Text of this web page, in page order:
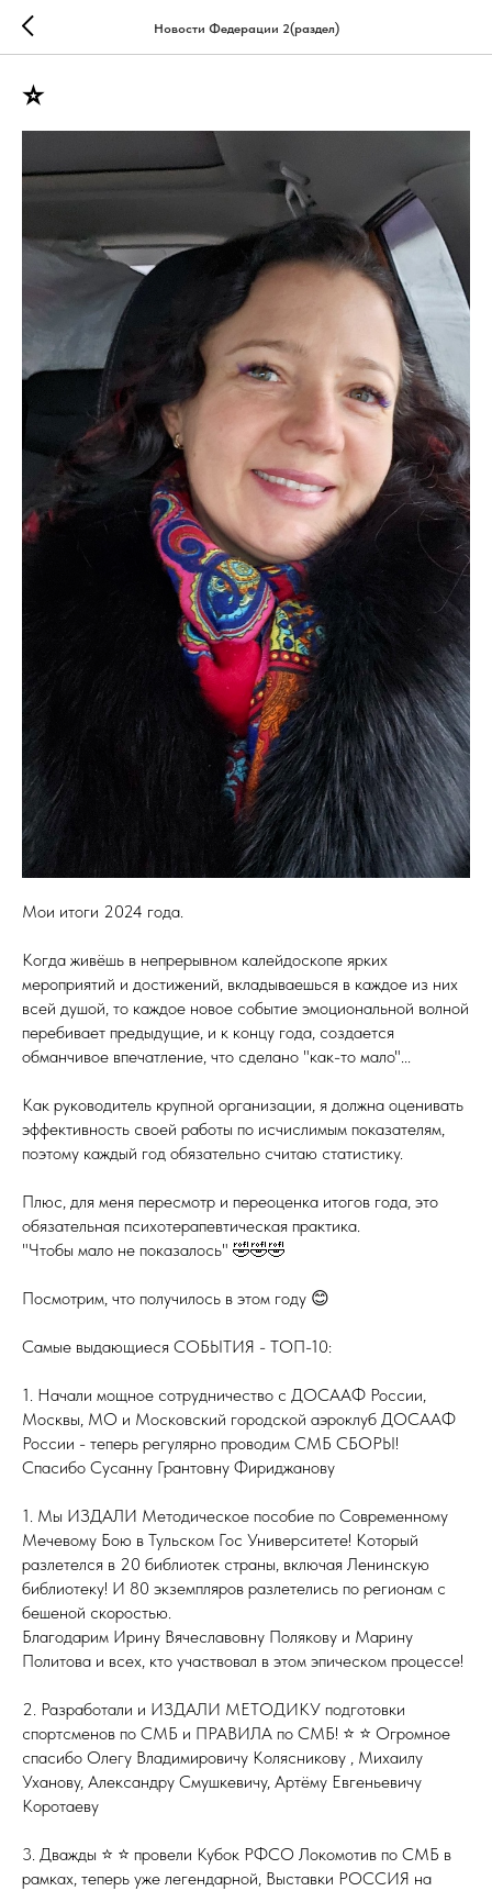
Новости Федерации 2(раздел)
⭐
Мои итоги 2024 года.
Когда живёшь в непрерывном калейдоскопе ярких
мероприятий и достижений, вкладываешься в каждое из них
всей душой, то каждое новое событие эмоциональной волной
перебивает предыдущие, и к концу года, создается
обманчивое впечатление, что сделано "как-то мало"...
Как руководитель крупной организации, я должна оценивать
эффективность своей работы по исчислимым показателям,
поэтому каждый год обязательно считаю статистику.
Плюс, для меня пересмотр и переоценка итогов года, это
обязательная психотерапевтическая практика.
"Чтобы мало не показалось" 🤣🤣🤣
Посмотрим, что получилось в этом году 😊
Самые выдающиеся СОБЫТИЯ - ТОП-10:
1. Начали мощное сотрудничество с ДОСААФ России,
Москвы, МО и Московский городской аэроклуб ДОСААФ
России - теперь регулярно проводим СМБ СБОРЫ!
Спасибо Сусанну Грантовну Фириджанову
1. Мы ИЗДАЛИ Методическое пособие по Современному
Мечевому Бою в Тульском Гос Университете! Который
разлетелся в 20 библиотек страны, включая Ленинскую
библиотеку! И 80 экземпляров разлетелись по регионам с
бешеной скоростью.
Благодарим Ирину Вячеславовну Полякову и Марину
Политова и всех, кто участвовал в этом эпическом процессе!
2. Разработали и ИЗДАЛИ МЕТОДИКУ подготовки
спортсменов по СМБ и ПРАВИЛА по СМБ! ⭐️ ⭐️ Огромное
спасибо Олегу Владимировичу Колясникову , Михаилу
Уханову, Александру Смушкевичу, Артёму Евгеньевичу
Коротаеву
3. Дважды ⭐️ ⭐️ провели Кубок РФСО Локомотив по СМБ в
рамках, теперь уже легендарной, Выставки РОССИЯ на